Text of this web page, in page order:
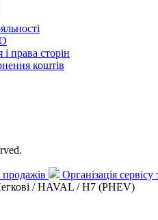
і права сторін
коштів
продажів Організація
/ HAVAL /H7 (PHEV)